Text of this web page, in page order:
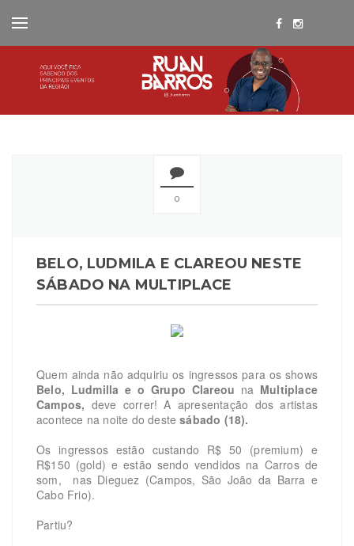
0
BELO, LUDMILA E CLAREOU NESTE
SÁBADO NA MULTIPLACE
Quem ainda não adquiriu os ingressos para os shows
Belo, Ludmilla e o Grupo Clareou na Multiplace
Campos, deve correr! A apresentação dos artistas
acontece na noite do destesábado (18).
Os ingressos estão custando R$ 50 (premium) e
R$150 (gold) e estão sendo vendidos na Carros de
som, nas Dieguez (Campos, São João da Barra e
Cabo Frio).
Partiu?